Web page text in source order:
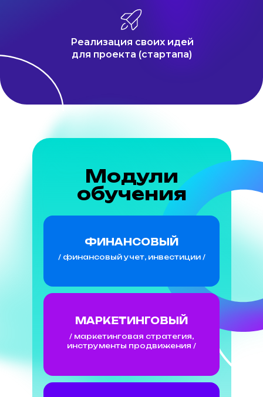
Реализация своих идей
для проекта (стартапа)
Модули
обучения
ФИНАНСОВЫЙ
МАРКЕТИНГОВЫЙ
/ финансовый учет, инвестиции /
/ маркетинговая стратегия,
инструменты продвижения /